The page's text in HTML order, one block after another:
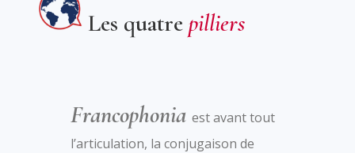
Les quatrepilliers
Francophonia est avant tout
l’articulation, la conjugaison de